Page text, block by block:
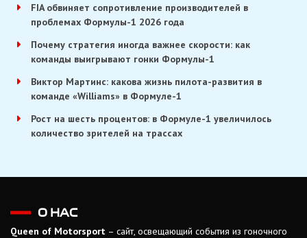
FIA обвиняет сопротивление производителей в
проблемах Формулы-1 2026 года
Почему стратегия иногда важнее скорости: как
команды выигрывают гонки Формулы-1
Виктор Мартинс: какова жизнь пилота-развития в
команде «Williams» в Формуле-1
Рост на шесть процентов: в Формуле-1 увеличилось
количество зрителей на трассах
О НАС
Queen of Motorsport – сайт, освещающий события из гоночного